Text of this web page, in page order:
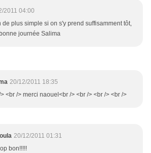
2011 04:00
de plus simple si on s'y prend suffisamment tôt,
journée Salima
20/12/2011 18:35
<br /> merci naouel<br /> <br /> <br /> <br />
20/12/2011 01:31
bon!!!!!